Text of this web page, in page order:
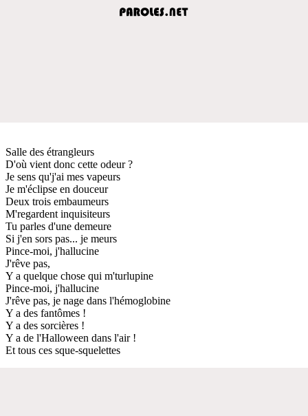
Salle des étrangleurs
D'où vient donc cette odeur ?
Je sens qu'j'ai mes vapeurs
Je m'éclipse en douceur
Deux trois embaumeurs
M'regardent inquisiteurs
Tu parles d'une demeure
Si j'en sors pas... je meurs
Pince-moi, j'hallucine
J'rêve pas,
Y a quelque chose qui m'turlupine
Pince-moi, j'hallucine
J'rêve pas, je nage dans l'hémoglobine
Y a des fantômes !
Y a des sorcières !
Y a de l'Halloween dans l'air !
Et tous ces sque-squelettes